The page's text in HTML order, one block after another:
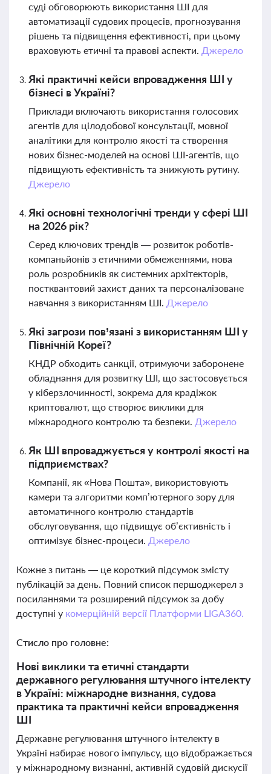
суді обговорюють використання ШІ для
автоматизації судових процесів, прогнозування
рішень та підвищення ефективності, при цьому
враховують етичні та правові аспекти. Джерело
Які практичні кейси впровадження ШІ у
бізнесі в Україні?
Приклади включають використання голосових
агентів для цілодобової консультації, мовної
аналітики для контролю якості та створення
нових бізнес-моделей на основі ШІ-агентів, що
підвищують ефективність та знижують рутину.
Джерело
Які основні технологічні тренди у сфері ШІ
на 2026 рік?
Серед ключових трендів — розвиток роботів-
компаньйонів з етичними обмеженнями, нова
роль розробників як системних архітекторів,
постквантовий захист даних та персоналізоване
навчання з використанням ШІ. Джерело
Які загрози пов’язані з використанням ШІ у
Північній Кореї?
КНДР обходить санкції, отримуючи заборонене
обладнання для розвитку ШІ, що застосовується
у кіберзлочинності, зокрема для крадіжок
криптовалют, що створює виклики для
міжнародного контролю та безпеки. Джерело
Як ШІ впроваджується у контролі якості на
підприємствах?
Компанії, як «Нова Пошта», використовують
камери та алгоритми комп’ютерного зору для
автоматичного контролю стандартів
обслуговування, що підвищує об’єктивність і
оптимізує бізнес-процеси. Джерело
Кожне з питань — це короткий підсумок змісту
публікацій за день. Повний список першоджерел з
посиланнями та розширений підсумок за добу
доступні у комерційній версії Платформи LIGA360.
Стисло про головне:
Нові виклики та етичні стандарти
державного регулювання штучного інтелекту
в Україні: міжнародне визнання, судова
практика та практичні кейси впровадження
ШІ
Державне регулювання штучного інтелекту в
Україні набирає нового імпульсу, що відображається
у міжнародному визнанні, активній судовій дискусії